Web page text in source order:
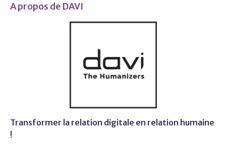
A propos de DAVI
Transformer la relation digitale en relation humaine
!